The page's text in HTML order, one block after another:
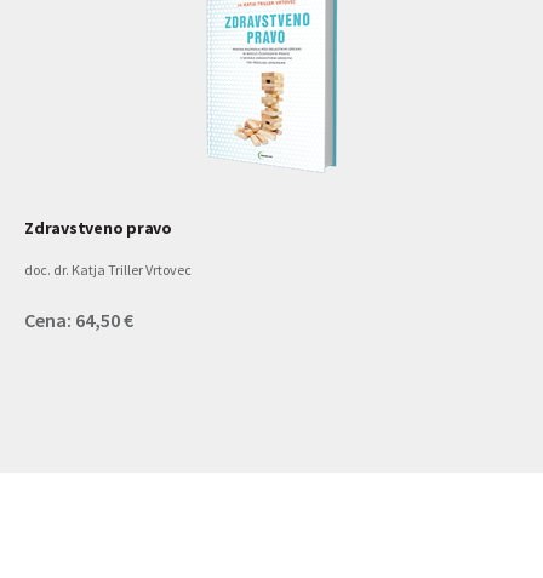
Zdravstveno pravo
doc. dr. Katja Triller Vrtovec
Cena: 64,50 €